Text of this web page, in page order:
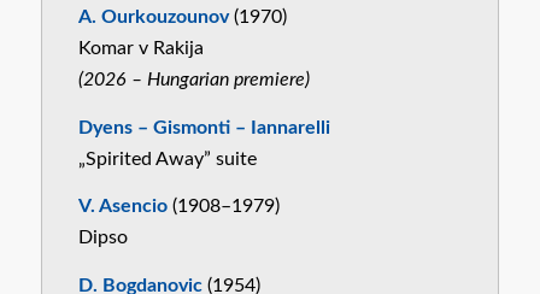
A. Ourkouzounov(1970)
Komar v Rakija
(2026 – Hungarian premiere)
Dyens – Gismonti – Iannarelli
„Spirited Away” suite
V. Asencio(1908–1979)
Dipso
D. Bogdanovic(1954)